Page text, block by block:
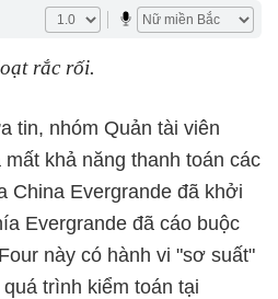
rắc rối.
tin, nhóm Quản tài viên
khả năng thanh toán các
China Evergrande đã khởi
Evergrande đã cáo buộc
này có hành vi "sơ suất"
trình kiểm toán tại